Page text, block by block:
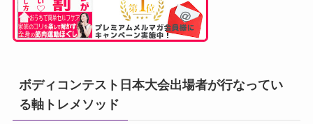
ボディコンテスト日本大会出場者が行なってい
る軸トレメソッド